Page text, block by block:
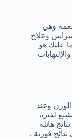
وهي
وعلاج
عليك هو
وعند
لفترة
هائلة
فورية .